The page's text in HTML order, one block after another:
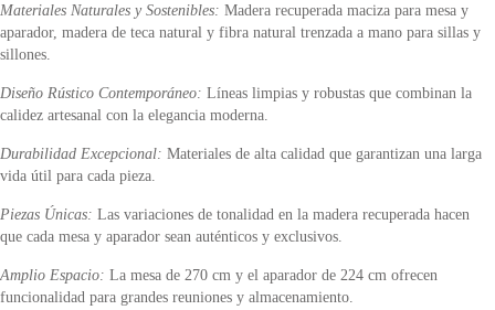
Materiales Naturales y Sostenibles: Madera recuperada maciza para mesa y
aparador, madera de teca natural y fibra natural trenzada a mano para sillas y
sillones.
Diseño Rústico Contemporáneo: Líneas limpias y robustas que combinan la
calidez artesanal con la elegancia moderna.
Durabilidad Excepcional: Materiales de alta calidad que garantizan una larga
vida útil para cada pieza.
Piezas Únicas: Las variaciones de tonalidad en la madera recuperada hacen
que cada mesa y aparador sean auténticos y exclusivos.
Amplio Espacio: La mesa de 270 cm y el aparador de 224 cm ofrecen
funcionalidad para grandes reuniones y almacenamiento.